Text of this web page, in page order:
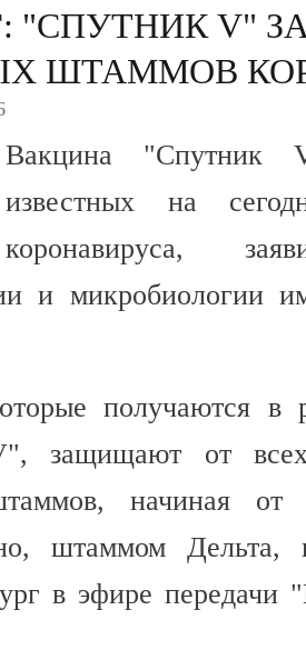
"СПУТНИК V"
ШТАММОВ
Вакцина "Спутник
известных на
коронавируса,
и микробиологии
получаются в
защищают от
начиная от
штаммом
в эфире передачи